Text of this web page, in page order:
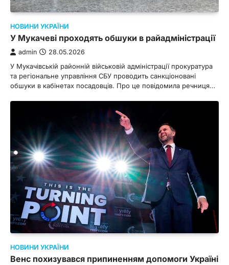
НОВИНИ УКРАЇНИ
У Мукачеві проходять обшуки в райадміністрації
admin 28.05.2026
У Мукачівській районній військовій адміністрації прокуратура
та регіональне управління СБУ проводить санкціоновані
обшуки в кабінетах посадовців. Про це повідомила речниця…
НОВИНИ УКРАЇНИ
Венс похизувався припиненням допомоги Україні